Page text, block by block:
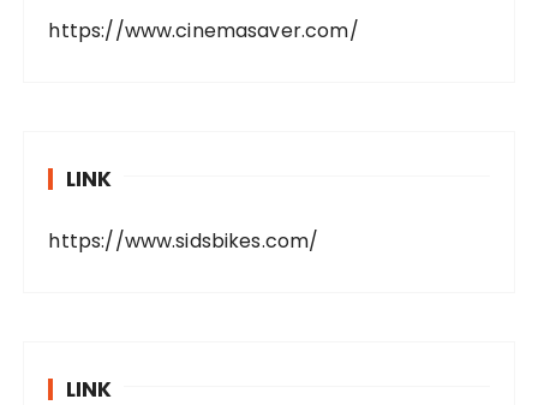
https://www.cinemasaver.com/
LINK
https://www.sidsbikes.com/
LINK